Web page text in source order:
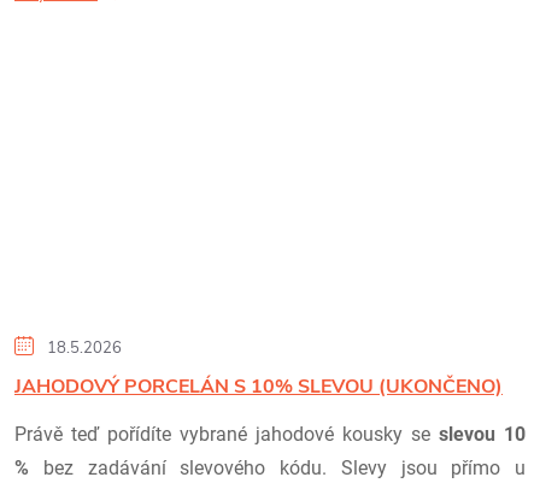
18.5.2026
JAHODOVÝ PORCELÁN S 10% SLEVOU (UKONČENO)
Právě teď pořídíte vybrané jahodové kousky se slevou 10
% bez zadávání slevového kódu. Slevy jsou přímo u